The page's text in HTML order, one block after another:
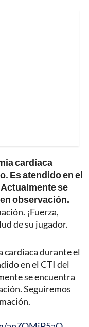
cardíaca
Es atendido en el
se
observación.
¡Fuerza,
de su jugador.
durante el
en el CTI del
se encuentra
Seguiremos